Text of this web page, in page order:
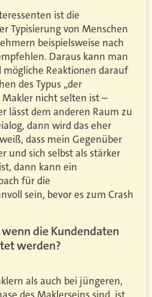
ist die
Typisierung von Menschen
beispielsweise nach
Daraus kann man
Reaktionen darauf
des Typus „der
nicht selten ist –
lässt dem anderen Raum zu
dann wird das eher
dass mein Gegenüber
und sich selbst als stärker
dann kann ein
für die
sein, bevor es zum Crash
die Kundendaten
werden?
als auch bei jüngeren,